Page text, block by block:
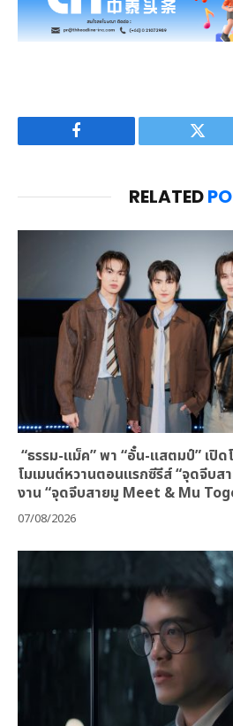
Facebook
RELATED
“ธรรม-แม็ค” พา “อั๋น-แสตมป์” เปิ
โมเมนต์หวานตอนแรกซีรีส์ “จุดจีบส
งาน “จุดจีบสายมู Meet & Mu
07/08/2026